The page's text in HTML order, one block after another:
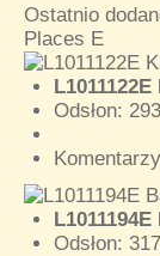
Ostatnio
Places E
Odsłon:
Odsłon: